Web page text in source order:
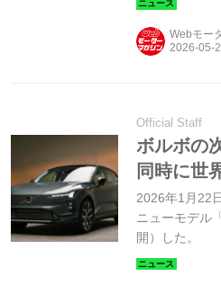
Webモー
Official Staff
ボルボの
同時に世
2026年1月22
ニューモデル
開）した。